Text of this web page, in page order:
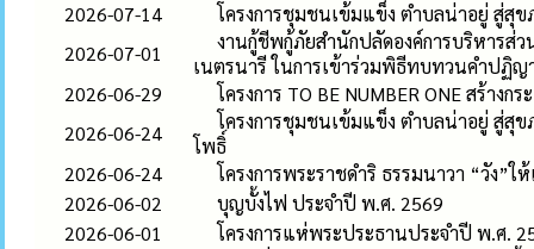
2026-07-14
โครงการชุมชนเข้มแข็ง ตำบลน่าอยู่ สู่สุ
2026-07-01
งานกู้ชีพกู้ภัยสำนักปลัดองค์การบริหารส่ว
เนตรนารี ในการเข้าร่วมพิธีทบทวนคำปฏิ
2026-06-29
โครงการ TO BE NUMBER ONE สร้า
2026-06-24
โครงการชุมชนเข้มแข็ง ตำบลน่าอยู่ สู่สุ
โพธิ์
2026-06-24
โครงการพระราชดำริ ธรรมนาวา “วัง”
2026-06-02
บุญบั้งไฟ ประจำปี พ.ศ. 2569
2026-06-01
โครงการแห่พระประธานประจำปี พ.ศ.